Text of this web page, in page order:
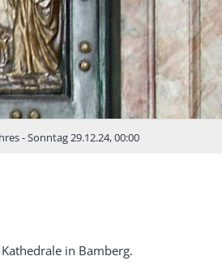
- Sonntag 29.12.24, 00:00
in Bamberg.